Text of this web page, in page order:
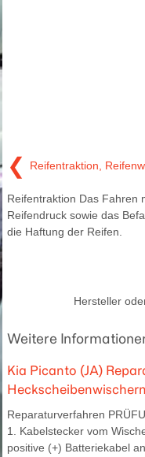
❮ Reifentraktion,
Reifentraktion Das Fahren
Reifendruck sowie das
die Haftung der Reifen.
Hersteller
Weitere
Kia Picanto (JA)
Reparaturverfahren
1. Kabelstecker vom
positive (+) Batteriekabel